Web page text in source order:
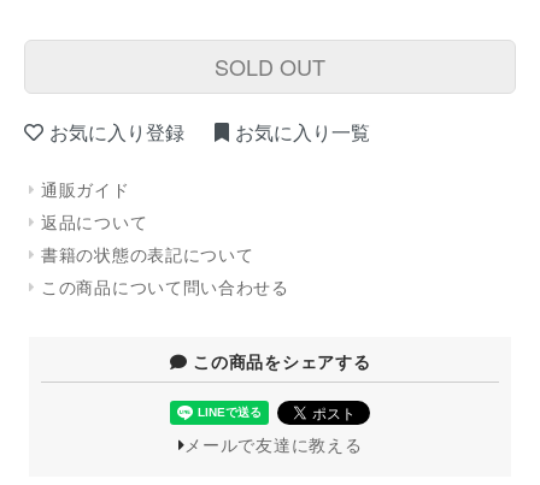
SOLD OUT
お気に入り登録 お気に入り一覧
通販ガイド
返品について
書籍の状態の表記について
この商品について問い合わせる
この商品をシェアする
メールで友達に教える